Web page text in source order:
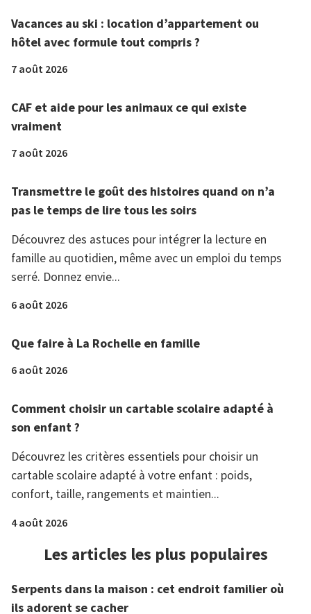
Vacances au ski : location d’appartement ou
hôtel avec formule tout compris ?
7 août 2026
CAF et aide pour les animaux ce qui existe
vraiment
7 août 2026
Transmettre le goût des histoires quand on n’a
pas le temps de lire tous les soirs
Découvrez des astuces pour intégrer la lecture en
famille au quotidien, même avec un emploi du temps
serré. Donnez envie...
6 août 2026
Que faire à La Rochelle en famille
6 août 2026
Comment choisir un cartable scolaire adapté à
son enfant ?
Découvrez les critères essentiels pour choisir un
cartable scolaire adapté à votre enfant : poids,
confort, taille, rangements et maintien...
4 août 2026
Les articles les plus populaires
Serpents dans la maison : cet endroit familier où
ils adorent se cacher